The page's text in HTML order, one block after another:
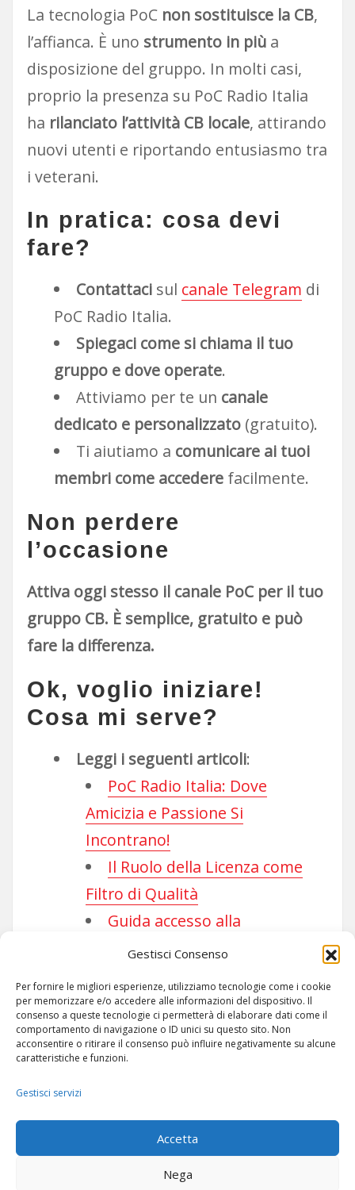
Gestisci Consenso
Per fornire le migliori esperienze, utilizziamo tecnologie come i cookie
per memorizzare e/o accedere alle informazioni del dispositivo. Il
consenso a queste tecnologie ci permetterà di elaborare dati come il
comportamento di navigazione o ID unici su questo sito. Non
acconsentire o ritirare il consenso può influire negativamente su alcune
caratteristiche e funzioni.
Gestisci servizi
Accetta
Nega
La tecnologia PoC non sostituisce la CB,
l’affianca. È uno strumento in piùa
disposizione del gruppo. In molti casi,
proprio la presenza su PoC Radio Italia
ha rilanciato l’attività CB locale, attirando
nuovi utenti e riportando entusiasmo tra
i veterani.
In pratica: cosa devi
fare?
Contattacisul canale Telegram di
PoC Radio Italia.
Spiegaci come si chiama il tuo
gruppo e dove operate.
Attiviamo per te un canale
dedicato e personalizzato (gratuito).
Ti aiutiamo a comunicare ai tuoi
membri come accedere facilmente.
Non perdere
l’occasione
Attiva oggi stesso il canale PoC per il tuo
gruppo CB. È semplice, gratuito e può
fare la differenza.
Ok, voglio iniziare!
Cosa mi serve?
Leggi i seguenti articoli:
PoC Radio Italia: Dove
Amicizia e Passione Si
Incontrano!
Il Ruolo della Licenza come
Filtro di Qualità
Guida accesso alla
Community
ARTICOLI-SITEMAP